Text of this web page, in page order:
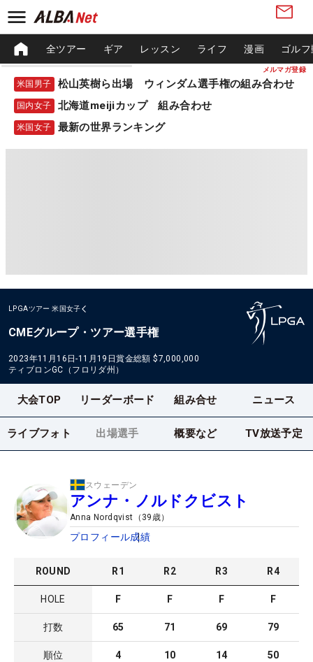
メルマガ登録
全ツアー ギア レッスン ライフ 漫画 ゴル
米国男子 松山英樹ら出場 ウィンダム選手権の組み合わせ
国内女子 北海道meijiカップ 組み合わせ
米国女子 最新の世界ランキング
LPGAツアー 米国女子
CMEグループ・ツアー選手権
2023年11月16日-11月19日賞金総額 $7,000,000
ティブロンGC（フロリダ州）
大会TOP リーダーボード 組み合せ ニュース
ライブフォト 出場選手 概要など TV放送予定
スウェーデン
アンナ・ノルドクビスト
Anna Nordqvist （ 39 歳）
プロフィール成績
ROUND R1 R2 R3 R4
HOLE F F F F
打数 65 71 69 79
順位 4 10 14 50